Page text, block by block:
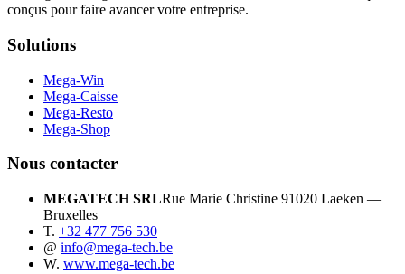
conçus pour faire avancer votre entreprise.
Solutions
Mega-Win
Mega-Caisse
Mega-Resto
Mega-Shop
Nous contacter
MEGATECH SRLRue Marie Christine 91020 Laeken —
Bruxelles
T. +32 477 756 530
@ info@mega-tech.be
W. www.mega-tech.be